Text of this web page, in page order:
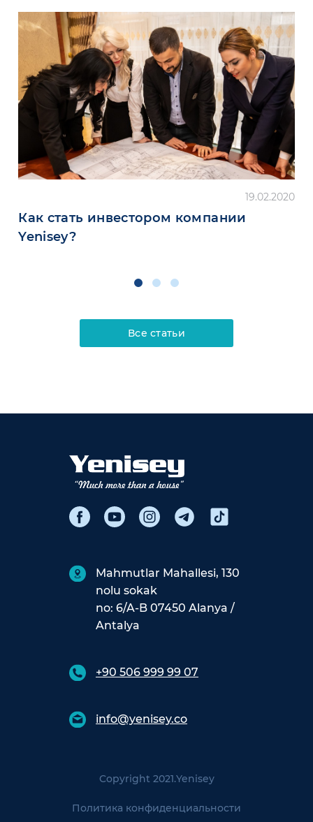
19.02.2020
Как стать инвестором компании
Yenisey?
Все статьи
Mahmutlar Mahallesi, 130
nolu sokak
no: 6/A-B 07450 Alanya /
Antalya
+90 506 999 99 07
info@yenisey.co
Copyright 2021.Yenisey
Политика конфиденциальности